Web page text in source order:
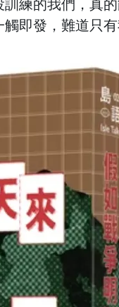
練的我們，真的
即發，難道只有